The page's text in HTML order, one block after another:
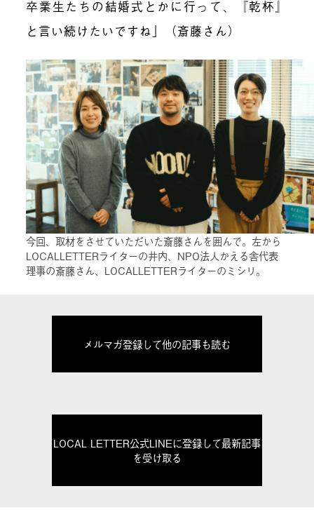
卒業生たちの結婚式とかに行って、『乾杯』
と言い続けたいですね」（斎藤さん）
今回、取材をさせていただいた斎藤さんを囲んで。左から
LOCALLETTERライターの井内、NPO法人かえる舎代表
理事の斎藤さん、LOCALLETTERライターのミシリ。
メルマガ登録して他の記事も読む
LOCAL LETTER公式LINEに登録して最新記事
を受け取る